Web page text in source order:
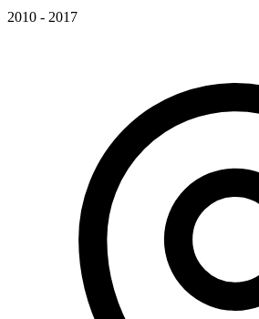
2010 - 2017